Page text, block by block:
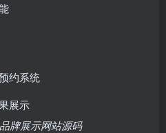
约系统
展示
牌展示网站源码